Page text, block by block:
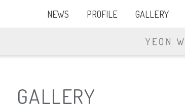
NEWS PROFILE GALLERY
GALLERY